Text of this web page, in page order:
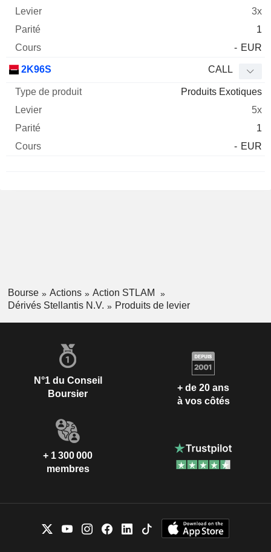
3x
1
- EUR
2K96S CALL
Produits Exotiques
5x
1
- EUR
Bourse Actions
Action STLAM
Dérivés Stellantis N.V.
Produits de levier
N°1 du Conseil
Boursier
+ de 20 ans
à vos côtés
+ 1 300 000
membres